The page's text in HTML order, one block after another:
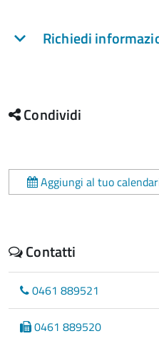
Richiedi
Condividi
Aggiungi al tuo
Contatti
0461 889521
0461 889520